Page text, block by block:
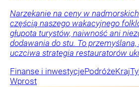
Narzekanie na ceny w
częścią naszego wakacyjnego
głupota turystów, naiwność ani
dodawania do stu. To
uczciwa strategia restauratorów
Finanse i inwestycjePodróżeKraj
Wprost